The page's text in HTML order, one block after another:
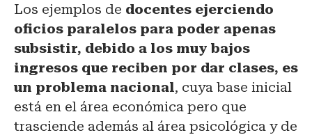
Los ejemplos de docentes ejerciendo
oficios paralelos para poder apenas
subsistir, debido a los muy bajos
ingresos que reciben por dar clases, es
un problema nacional, cuya base inicial
está en el área económica pero que
trasciende además al área psicológica y de